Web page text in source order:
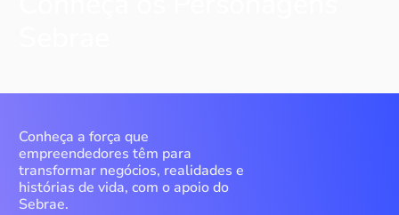
Conheça a força que
empreendedores têm para
transformar negócios, realidades e
histórias de vida, com o apoio do
Sebrae.